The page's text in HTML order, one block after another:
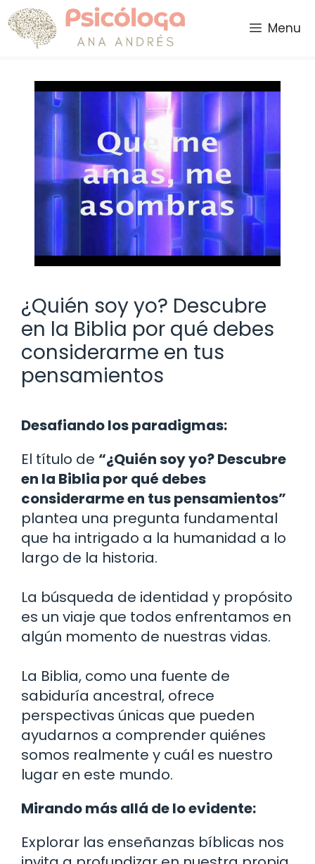
Saltar
al
contenido
Menu
¿Quién soy yo? Descubre
en la Biblia por qué debes
considerarme en tus
pensamientos
Desafiando los paradigmas:
El título de “¿Quién soy yo? Descubre
en la Biblia por qué debes
considerarme en tus pensamientos”
plantea una pregunta fundamental
que ha intrigado a la humanidad a lo
largo de la historia.
La búsqueda de identidad y propósito
es un viaje que todos enfrentamos en
algún momento de nuestras vidas.
La Biblia, como una fuente de
sabiduría ancestral, ofrece
perspectivas únicas que pueden
ayudarnos a comprender quiénes
somos realmente y cuál es nuestro
lugar en este mundo.
Mirando más allá de lo evidente:
Explorar las enseñanzas bíblicas nos